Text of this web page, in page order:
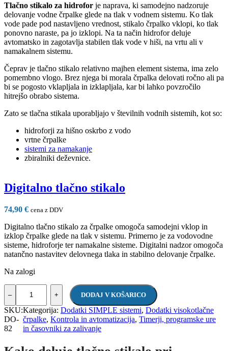
Tlačno stikalo za hidrofor je naprava, ki samodejno nadzoruje
delovanje vodne črpalke glede na tlak v vodnem sistemu. Ko tlak
vode pade pod nastavljeno vrednost, stikalo črpalko vklopi, ko tlak
ponovno naraste, pa jo izklopi. Na ta način hidrofor deluje
avtomatsko in zagotavlja stabilen tlak vode v hiši, na vrtu ali v
namakalnem sistemu.
Čeprav je tlačno stikalo relativno majhen element sistema, ima zelo
pomembno vlogo. Brez njega bi morala črpalka delovati ročno ali pa
bi se pogosto vklapljala in izklapljala, kar bi lahko povzročilo
hitrejšo obrabo sistema.
Zato se tlačna stikala uporabljajo v številnih vodnih sistemih, kot so:
hidroforji za hišno oskrbo z vodo
vrtne črpalke
sistemi za namakanje
zbiralniki deževnice.
Digitalno tlačno stikalo
74,90 € cena z DDV
Digitalno tlačno stikalo za črpalke omogoča samodejni vklop in
izklop črpalke glede na tlak v sistemu. Primerno je za vodovodne
sisteme, hidroforje ter namakalne sisteme. Digitalni nadzor omogoča
natančno nastavitev delovnega tlaka in stabilno delovanje črpalke.
Na zalogi
– + DODAJ V KOŠARICO
SKU:
DO-
82
Kategorija:Dodatki SIMPLE sistemi,Dodatki visokotlačne
črpalke,Kontrola in avtomatizacija,Timerji, programske ure
in časovniki za zalivanje